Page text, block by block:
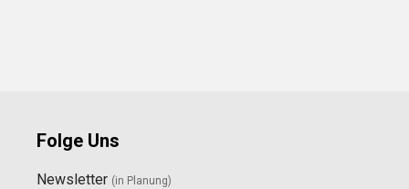
Folge Uns
Newsletter (in Planung)